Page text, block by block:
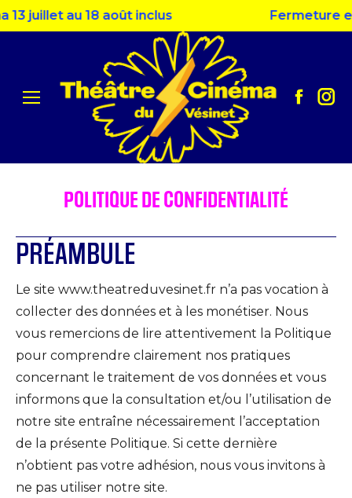
au 18 août inclus Fermeture
in
in
POLITIQUE DE CONFIDENTIALITÉ
PRÉAMBULE
Le site www.theatreduvesinet.fr n’a pas vocation à
collecter des données et à les monétiser. Nous
vous remercions de lire attentivement la Politique
pour comprendre clairement nos pratiques
concernant le traitement de vos données et vous
informons que la consultation et/ou l’utilisation de
notre site entraîne nécessairement l’acceptation
de la présente Politique. Si cette dernière
n’obtient pas votre adhésion, nous vous invitons à
ne pas utiliser notre site.